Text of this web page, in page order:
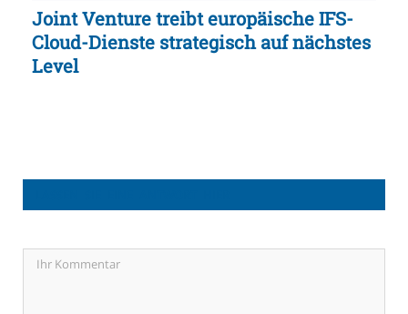
Joint Venture treibt europäische IFS-
Cloud-Dienste strategisch auf nächstes
Level